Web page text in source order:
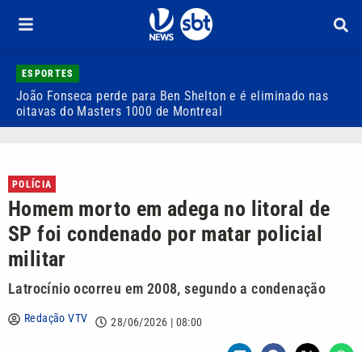
ESPORTES
João Fonseca perde para Ben Shelton e é eliminado nas
oitavas do Masters 1000 de Montreal
POLÍCIA
Homem morto em adega no litoral de
SP foi condenado por matar policial
militar
Latrocínio ocorreu em 2008, segundo a condenação
Redação VTV 28/06/2026 | 08:00